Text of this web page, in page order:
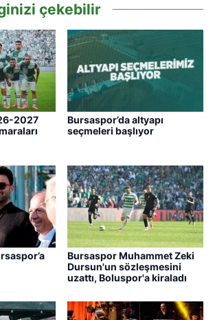
çekebilir
2027
Bursaspor’da altyapı
seçmeleri başlıyor
Bursaspor Muhammet Zeki
Dursun'un sözleşmesini
uzattı, Boluspor'a kiraladı